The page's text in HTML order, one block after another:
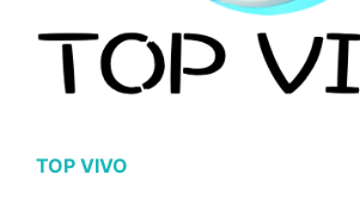
TOP VIVO